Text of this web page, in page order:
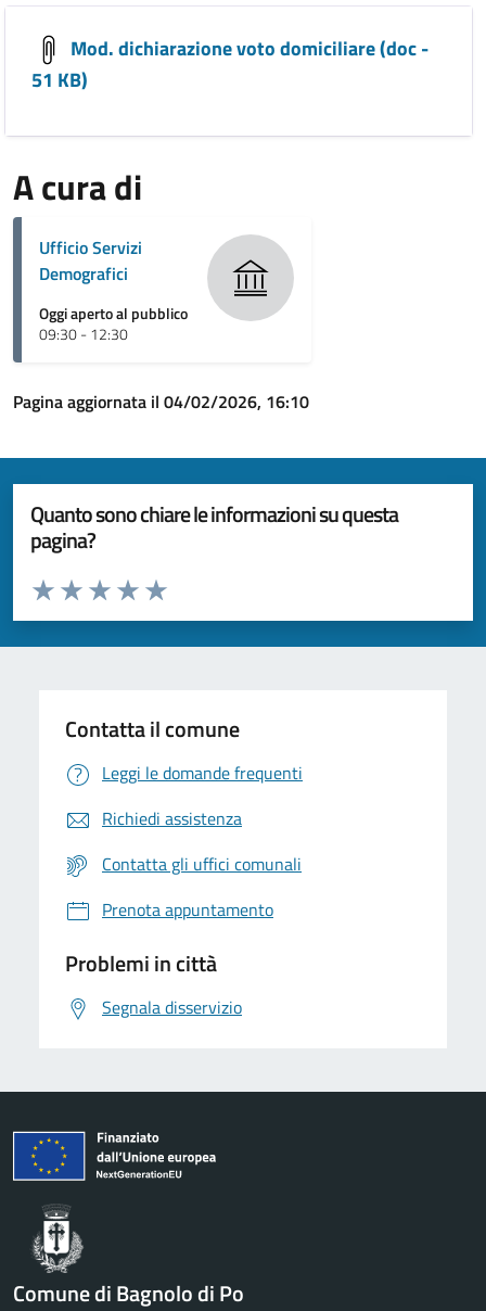
Mod. dichiarazione voto domiciliare (doc -
51 KB)
A cura di
Ufficio Servizi
Demografici
Oggi aperto al pubblico
09:30 - 12:30
Pagina aggiornata il 04/02/2026, 16:10
Quanto sono chiare le informazioni su questa
pagina?
Valuta da 1 a 5 stelle la pagina
Valuta 5 stelle su 5
Valuta 4 stelle su 5
Valuta 3 stelle su 5
Valuta 2 stelle su 5
Valuta 1 stelle su 5
Contatta il comune
Leggi le domande frequenti
Richiedi assistenza
Contatta gli uffici comunali
Prenota appuntamento
Problemi in città
Segnala disservizio
Comune di Bagnolo di Po